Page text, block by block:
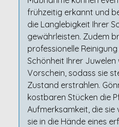
frühzeitig erkannt und
die Langlebigkeit Ihrer
gewährleisten. Zudem
professionelle
Schönheit Ihrer Juwelen
Vorschein, sodass sie
Zustand erstrahlen.
kostbaren Stücken die
Aufmerksamkeit, die sie
sie in die Hände eines